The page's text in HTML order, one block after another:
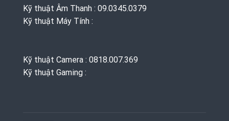
Kỹ thuật Âm Thanh : 09.0345.0379
Kỹ thuật Máy Tính :
Kỹ thuật Camera : 0818.007.369
Kỹ thuật Gaming ‭: ‬